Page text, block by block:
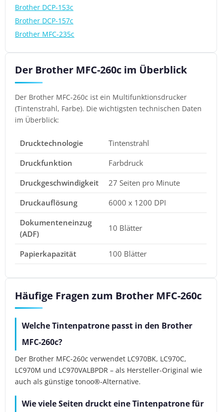
Brother DCP-153c
Brother DCP-157c
Brother MFC-235c
Der Brother MFC-260c im Überblick
Der Brother MFC-260c ist ein Multifunktionsdrucker
(Tintenstrahl, Farbe). Die wichtigsten technischen Daten
im Überblick:
Drucktechnologie
Tintenstrahl
Druckfunktion
Farbdruck
Druckgeschwindigkeit
27 Seiten pro Minute
Druckauflösung
6000 x 1200 DPI
Dokumenteneinzug
(ADF)
10 Blätter
Papierkapazität 100 Blätter
Häufige Fragen zum Brother MFC-260c
Welche Tintenpatrone passt in den Brother
MFC-260c?
Der Brother MFC-260c verwendet LC970BK, LC970C,
LC970M und LC970VALBPDR – als Hersteller-Original wie
auch als günstige tonoo®-Alternative.
Wie viele Seiten druckt eine Tintenpatrone für